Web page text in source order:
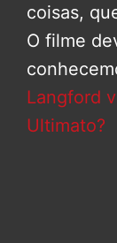
coisas,
O filme
Langford
Ultimato?